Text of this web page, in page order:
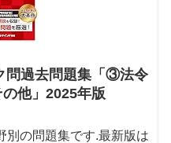
問過去問題集「③法令
の他」2025年版
別の問題集です.最新版は